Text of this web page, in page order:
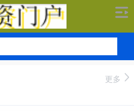
更多